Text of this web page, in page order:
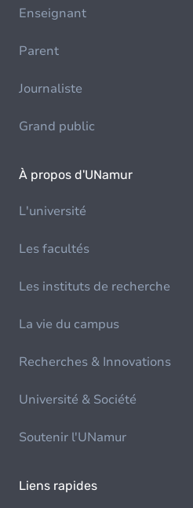
Enseignant
Parent
Journaliste
Grand public
À propos d'UNamur
L'université
Les facultés
Les instituts de recherche
La vie du campus
Recherches & Innovations
Université & Société
Soutenir l'UNamur
Liens rapides